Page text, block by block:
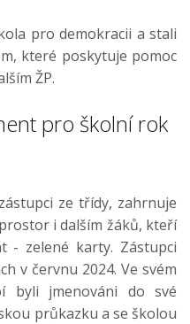
pro demokracii a stali
které poskytuje pomoc
ŽP.
pro školní rok
ze třídy, zahrnuje
i dalším žáků, kteří
- zelené karty. Zástupci
v červnu 2024. Ve svém
byli jmenováni do své
průkazku a se školou